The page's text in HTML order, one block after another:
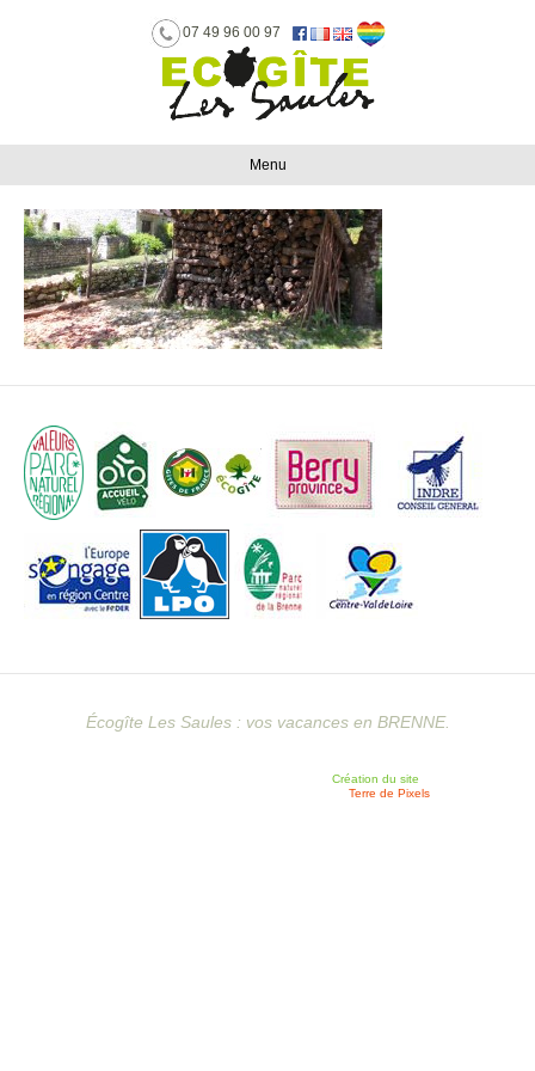
07 49 96 00 97
Menu
Écogîte Les Saules : vos vacances en BRENNE.
Création du site
Terre de Pixels